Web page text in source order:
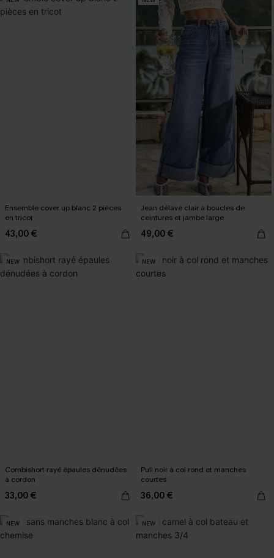
Ensemble cover up blanc 2 pièces
en tricot
43,00 €
Jean délavé clair à boucles de
ceintures et jambe large
49,00 €
NEW
Combishort rayé épaules dénudées
à cordon
33,00 €
NEW
Pull noir à col rond et manches
courtes
36,00 €
NEW NEW